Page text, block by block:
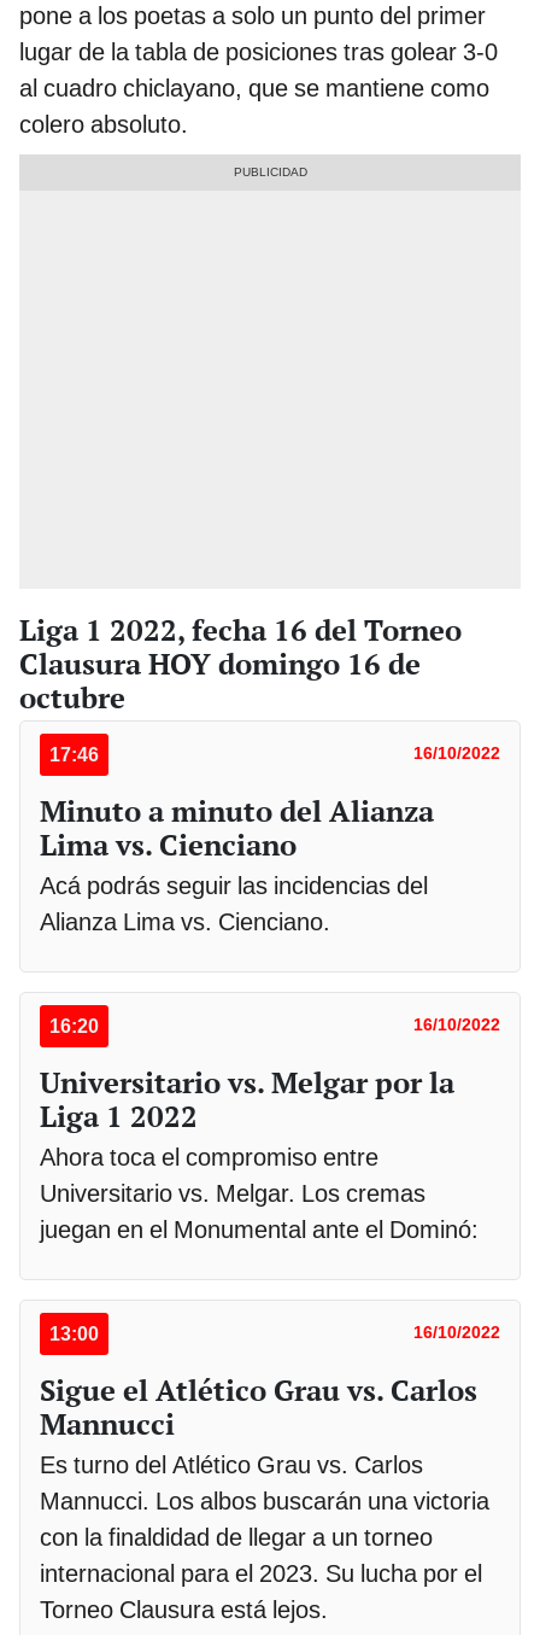
pone a los poetas a solo un punto del primer
lugar de la tabla de posiciones tras golear 3-0
al cuadro chiclayano, que se mantiene como
colero absoluto.
Liga 1 2022, fecha 16 del Torneo
Clausura HOY domingo 16 de
octubre
17:46 16/10/2022
Minuto a minuto del Alianza
Lima vs. Cienciano
Acá podrás seguir las incidencias del
Alianza Lima vs. Cienciano.
16:20 16/10/2022
Universitario vs. Melgar por la
Liga 1 2022
Ahora toca el compromiso entre
Universitario vs. Melgar. Los cremas
juegan en el Monumental ante el Dominó:
13:00 16/10/2022
Sigue el Atlético Grau vs. Carlos
Mannucci
Es turno del Atlético Grau vs. Carlos
Mannucci. Los albos buscarán una victoria
con la finaldidad de llegar a un torneo
internacional para el 2023. Su lucha por el
Torneo Clausura está lejos.